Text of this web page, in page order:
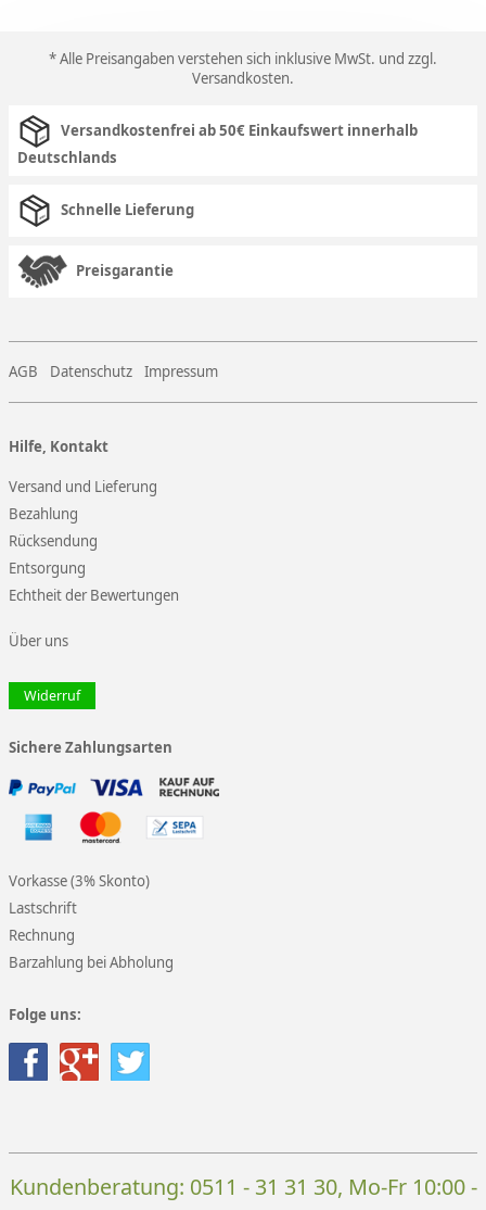
* Alle Preisangaben verstehen sich inklusive MwSt. und zzgl.
Versandkosten.
Versandkostenfrei ab 50€ Einkaufswert innerhalb
Deutschlands
Schnelle Lieferung
Preisgarantie
AGB Datenschutz Impressum
Hilfe, Kontakt
Versand und Lieferung
Bezahlung
Rücksendung
Entsorgung
Echtheit der Bewertungen
Über uns
Widerruf
Sichere Zahlungsarten
Vorkasse (3% Skonto)
Lastschrift
Rechnung
Barzahlung bei Abholung
Folge uns:
Kundenberatung: 0511 - 31 31 30, Mo-Fr 10:00 -